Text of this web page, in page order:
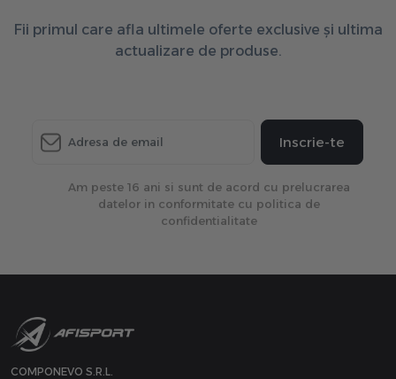
Fii primul care afla ultimele oferte exclusive și ultima
actualizare de produse.
Inscrie-te
Am peste 16 ani si sunt de acord cu prelucrarea
datelor in conformitate cu politica de
confidentialitate
COMPONEVO S.R.L.